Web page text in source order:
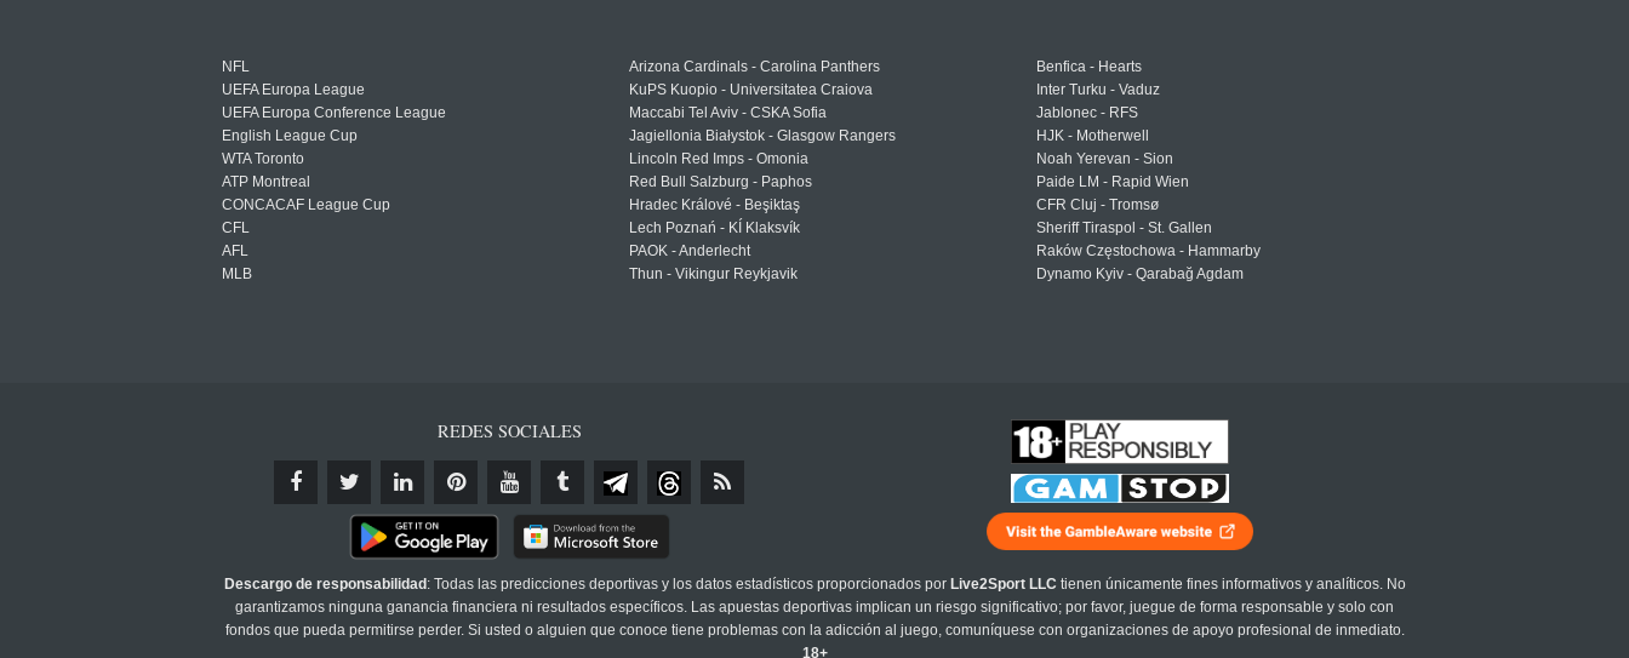
NFL
UEFA Europa League
UEFA Europa Conference League
English League Cup
WTA Toronto
ATP Montreal
CONCACAF League Cup
CFL
AFL
MLB
Arizona Cardinals - Carolina Panthers
KuPS Kuopio - Universitatea Craiova
Maccabi Tel Aviv - CSKA Sofia
Jagiellonia Białystok - Glasgow Rangers
Lincoln Red Imps - Omonia
Red Bull Salzburg - Paphos
Hradec Králové - Beşiktaş
Lech Poznań - KÍ Klaksvík
PAOK - Anderlecht
Thun - Vikingur Reykjavik
Benfica - Hearts
Inter Turku - Vaduz
Jablonec - RFS
HJK - Motherwell
Noah Yerevan - Sion
Paide LM - Rapid Wien
CFR Cluj - Tromsø
Sheriff Tiraspol - St. Gallen
Raków Częstochowa - Hammarby
Dynamo Kyiv - Qarabağ Agdam
REDES SOCIALES
Descargo de responsabilidad : Todas las predicciones deportivas y los datos estadísticos proporcionados por Live2Sport LLC tienen únicamente fines informativos y analíticos. No
garantizamos ninguna ganancia financiera ni resultados específicos. Las apuestas deportivas implican un riesgo significativo; por favor, juegue de forma responsable y solo con
fondos que pueda permitirse perder. Si usted o alguien que conoce tiene problemas con la adicción al juego, comuníquese con organizaciones de apoyo profesional de inmediato.
18+